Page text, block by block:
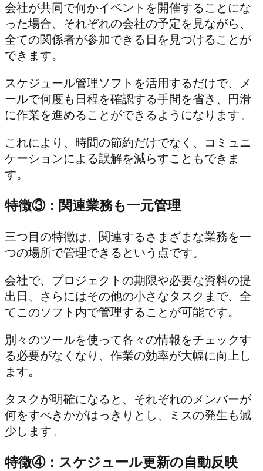
会社が共同で何かイベントを開催することにな
った場合、それぞれの会社の予定を見ながら、
全ての関係者が参加できる日を見つけることが
できます。
スケジュール管理ソフトを活用するだけで、メ
ールで何度も日程を確認する手間を省き、円滑
に作業を進めることができるようになります。
これにより、時間の節約だけでなく、コミュニ
ケーションによる誤解を減らすこともできま
す。
特徴③：関連業務も一元管理
三つ目の特徴は、関連するさまざまな業務を一
つの場所で管理できるという点です。
会社で、プロジェクトの期限や必要な資料の提
出日、さらにはその他の小さなタスクまで、全
てこのソフト内で管理することが可能です。
別々のツールを使って各々の情報をチェックす
る必要がなくなり、作業の効率が大幅に向上し
ます。
タスクが明確になると、それぞれのメンバーが
何をすべきかがはっきりとし、ミスの発生も減
少します。
特徴④：スケジュール更新の自動反映